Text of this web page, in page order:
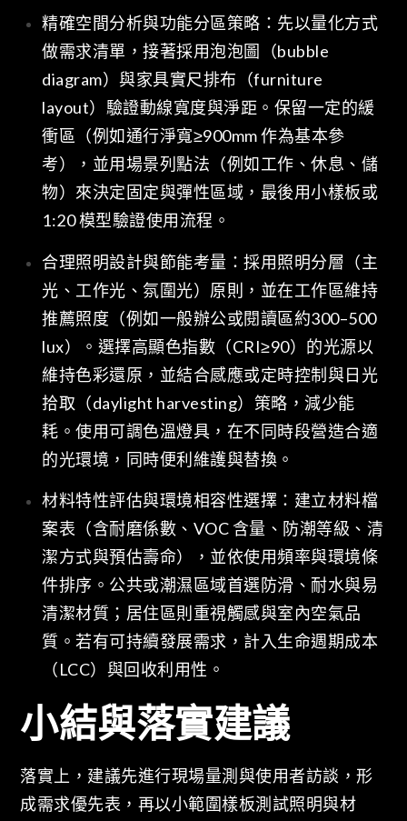
精確空間分析與功能分區策略：先以量化方式
做需求清單，接著採用泡泡圖（bubble
diagram）與家具實尺排布（furniture
layout）驗證動線寬度與淨距。保留一定的緩
衝區（例如通行淨寬≥900mm 作為基本參
考），並用場景列點法（例如工作、休息、儲
物）來決定固定與彈性區域，最後用小樣板或
1:20 模型驗證使用流程。
合理照明設計與節能考量：採用照明分層（主
光、工作光、氛圍光）原則，並在工作區維持
推薦照度（例如一般辦公或閱讀區約300–500
lux）。選擇高顯色指數（CRI≥90）的光源以
維持色彩還原，並結合感應或定時控制與日光
拾取（daylight harvesting）策略，減少能
耗。使用可調色溫燈具，在不同時段營造合適
的光環境，同時便利維護與替換。
材料特性評估與環境相容性選擇：建立材料檔
案表（含耐磨係數、VOC 含量、防潮等級、清
潔方式與預估壽命），並依使用頻率與環境條
件排序。公共或潮濕區域首選防滑、耐水與易
清潔材質；居住區則重視觸感與室內空氣品
質。若有可持續發展需求，計入生命週期成本
（LCC）與回收利用性。
小結與落實建議
落實上，建議先進行現場量測與使用者訪談，形
成需求優先表，再以小範圍樣板測試照明與材